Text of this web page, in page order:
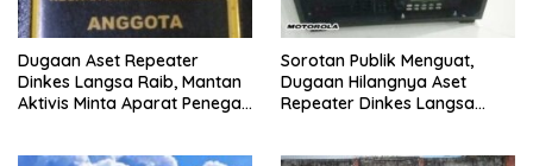
Dugaan Aset Repeater
Dinkes Langsa Raib, Mantan
Aktivis Minta Aparat Penegak
Sorotan Publik Menguat,
Dugaan Hilangnya Aset
Repeater Dinkes Langsa